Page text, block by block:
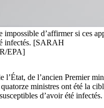
impossible d’affirmer si ces
infectés. [SARAH
EPA]
l’État, de l’ancien Premier
ministres ont été la
d’avoir été infectés.